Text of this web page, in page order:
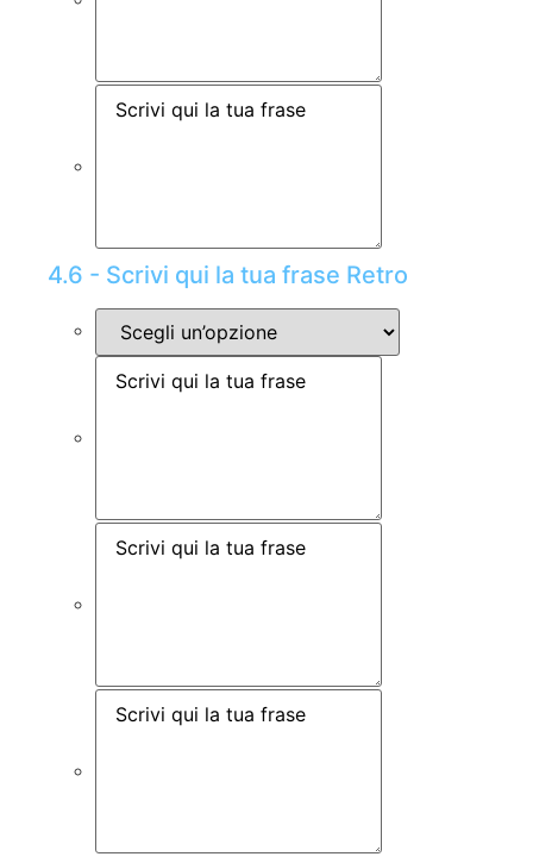
4.6 - Scrivi qui la tua frase Retro